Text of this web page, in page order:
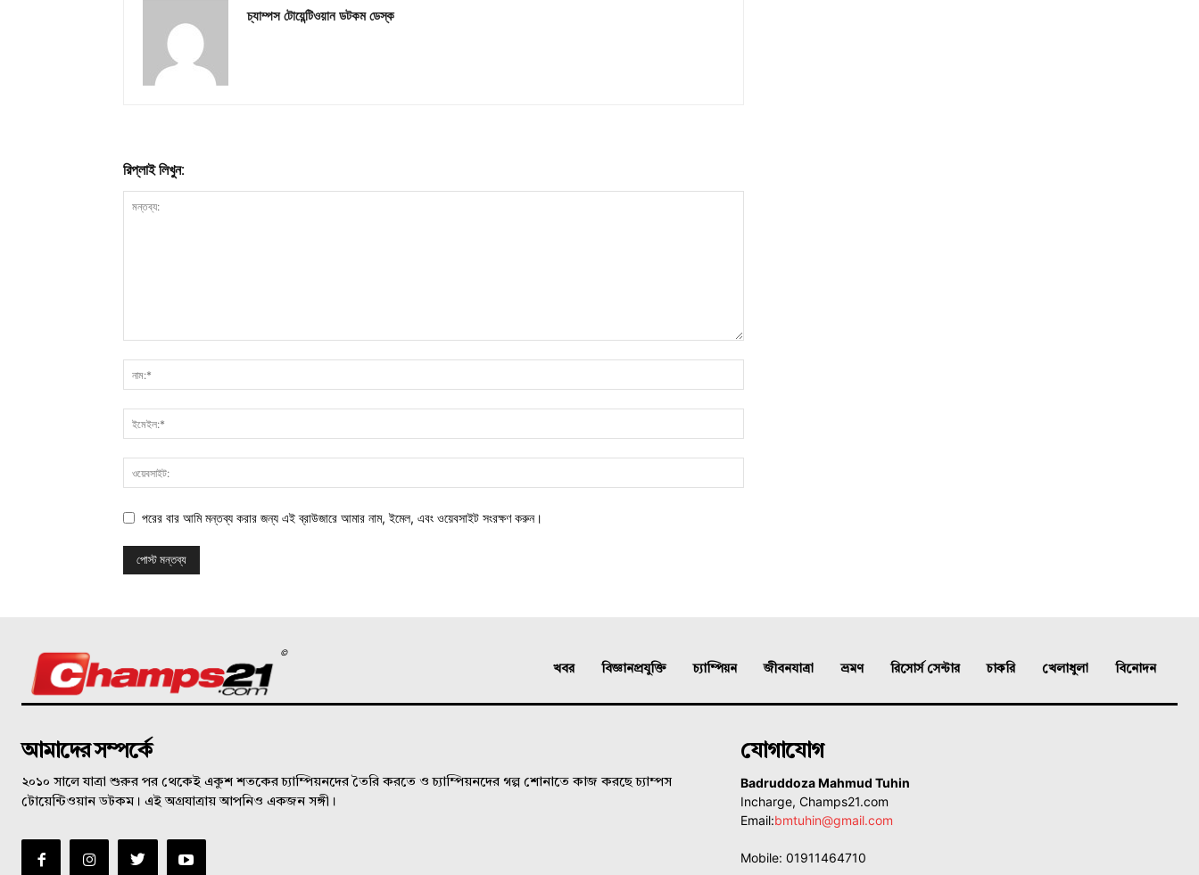
চ্যাম্পস টোয়েন্টিওয়ান ডটকম ডেস্ক
রিপ্লাই লিখুন:
পরের বার আমি মন্তব্য করার জন্য এই ব্রাউজারে আমার নাম, ইমেল, এবং ওয়েবসাইট সংরক্ষণ করুন।
©
খবর বিজ্ঞানপ্রযুক্তি চ্যাম্পিয়ন জীবনযাত্রা ভ্রমণ রিসোর্স সেন্টার চাকরি খেলাধুলা বিনোদন
আমাদের সম্পর্কে
২০১০ সালে যাত্রা শুরুর পর থেকেই একুশ শতকের চ্যাম্পিয়নদের তৈরি করতে ও চ্যাম্পিয়নদের গল্প শোনাতে কাজ করছে চ্যাম্পস
টোয়েন্টিওয়ান ডটকম। এই অগ্রযাত্রায় আপনিও একজন সঙ্গী।
যোগাযোগ
Badruddoza Mahmud Tuhin
Incharge, Champs21.com
Email:bmtuhin@gmail.com
Mobile: 01911464710